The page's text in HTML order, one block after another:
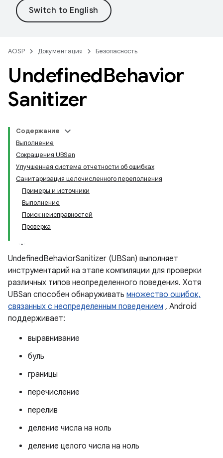
AOSP Документация Безопасность
UndefinedBehavior
Sanitizer
Содержание
Выполнение
Сокращения UBSan
Улучшенная система отчетности об ошибках
Санитаризация целочисленного переполнения
Примеры и источники
Выполнение
Поиск неисправностей
Проверка
UndefinedBehaviorSanitizer (UBSan) выполняет
инструментарий на этапе компиляции для проверки
различных типов неопределенного поведения. Хотя
UBSan способен обнаруживать множество ошибок,
связанных с неопределенным поведением , Android
поддерживает:
выравнивание
буль
границы
перечисление
перелив
деление числа на ноль
деление целого числа на ноль